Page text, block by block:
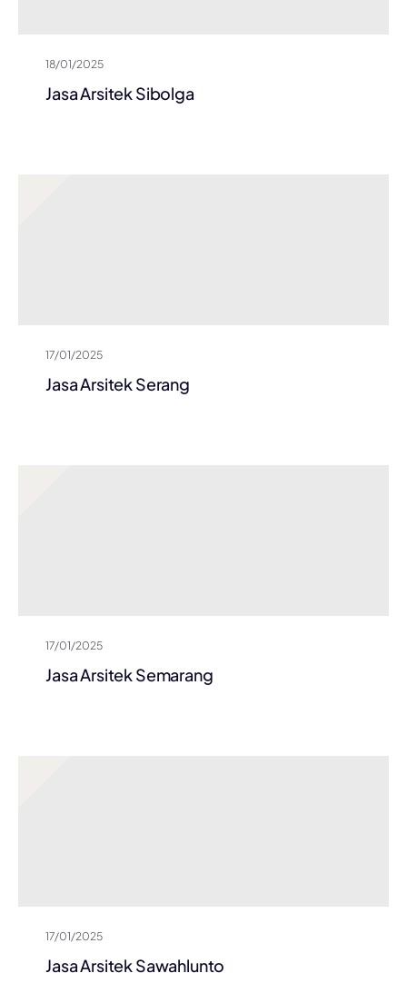
18/01/2025
Jasa Arsitek Sibolga
17/01/2025
Jasa Arsitek Serang
17/01/2025
Jasa Arsitek Semarang
17/01/2025
Jasa Arsitek Sawahlunto